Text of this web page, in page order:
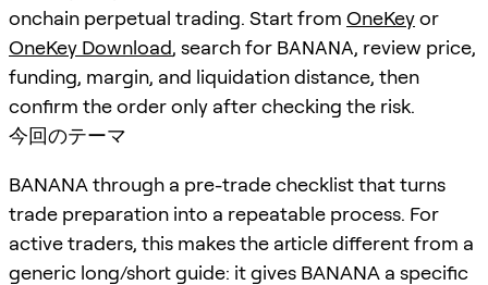
onchain perpetual trading. Start from OneKeyor
OneKey Download, search for BANANA, review price,
funding, margin, and liquidation distance, then
confirm the order only after checking the risk.
今回のテーマ
BANANA through a pre-trade checklist that turns
trade preparation into a repeatable process. For
active traders, this makes the article different from a
generic long/short guide: it gives BANANA a specific